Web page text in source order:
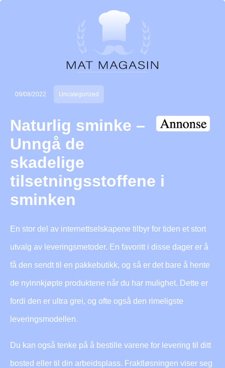
09/08/2022 Uncategorized
Naturlig sminke –
Unngå de
skadelige
tilsetningsstoffene i
sminken
En stor del av internettselskapene tilbyr for tiden et stort
utvalg av leveringsmetoder. En favoritt i disse dager er å
få den sendt til en pakkebutikk, og så er det bare å hente
de nyinnkjøpte produktene når du har mulighet. Dette er
fordi den er ultra grei, og ofte også den rimeligste
leveringsmodellen.
Du kan også tenke på å bestille varene for levering til ditt
bosted eller til din arbeidsplass. Fraktløsningen viser seg